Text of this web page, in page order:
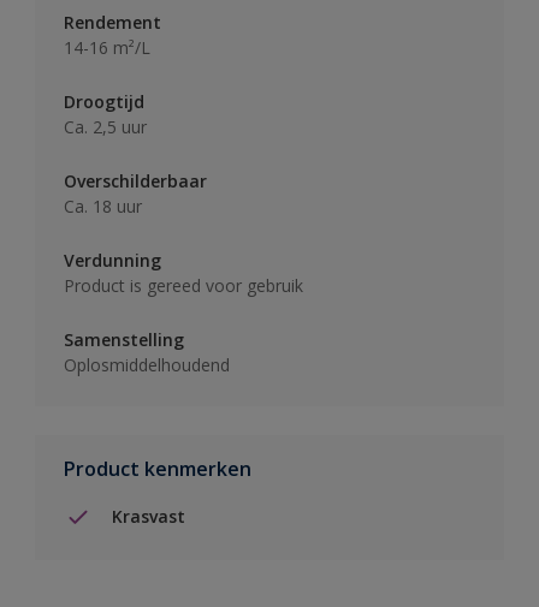
Rendement
14-16 m²/L
Droogtijd
Ca. 2,5 uur
Overschilderbaar
Ca. 18 uur
Verdunning
Product is gereed voor gebruik
Samenstelling
Oplosmiddelhoudend
Product kenmerken
Krasvast